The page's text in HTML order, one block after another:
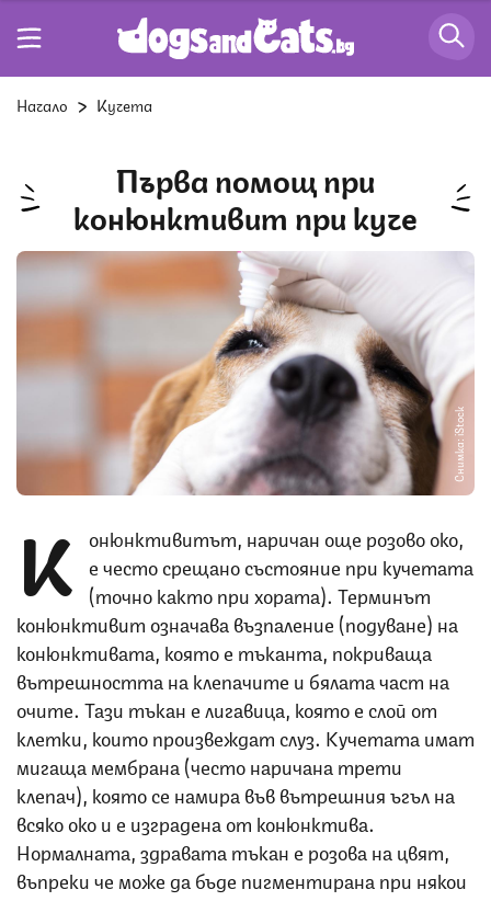
Начало Кучета
Първа помощ при
конюнктивит при куче
Снимка: iStock
К онюнктивитът, наричан още розово око,
е често срещано състояние при кучетата
(точно както при хората). Терминът
конюнктивит означава възпаление (подуване) на
конюнктивата, която е тъканта, покриваща
вътрешността на клепачите и бялата част на
очите. Тази тъкан е лигавица, която е слой от
клетки, които произвеждат слуз. Кучетата имат
мигаща мембрана (често наричана трети
клепач), която се намира във вътрешния ъгъл на
всяко око и е изградена от конюнктива.
Нормалната, здравата тъкан е розова на цвят,
въпреки че може да бъде пигментирана при някои